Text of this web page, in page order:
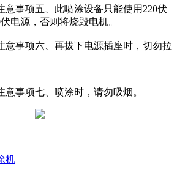
意事项五、此喷涂设备只能使用220伏
电源，否则将烧毁电机。
意事项六、再拔下电源插座时，切勿拉
事项七、喷涂时，请勿吸烟。
机